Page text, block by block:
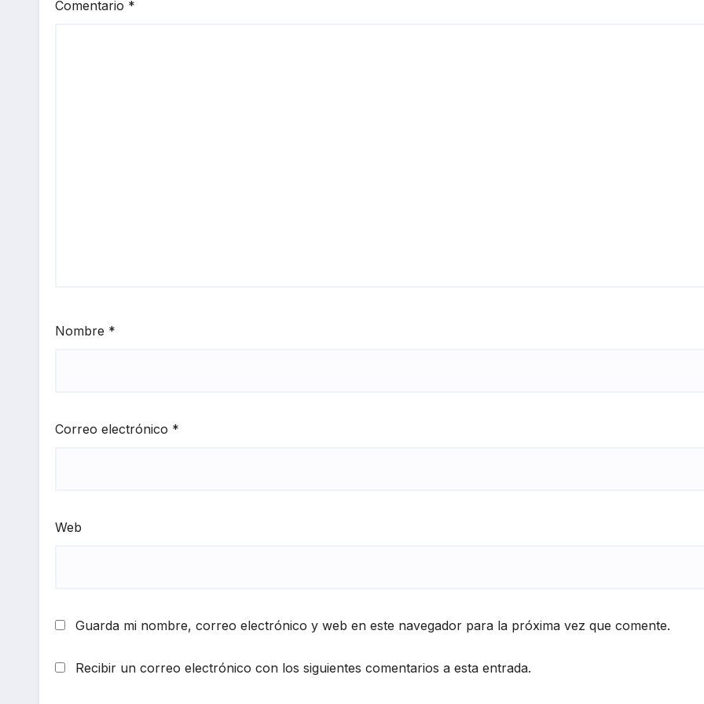
Comentario *
Nombre *
Correo electrónico *
Web
Guarda mi nombre, correo electrónico y web en este navegador para la próxima vez que comente.
Recibir un correo electrónico con los siguientes comentarios a esta entrada.